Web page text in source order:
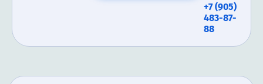
+7 (905)
483-87-
88